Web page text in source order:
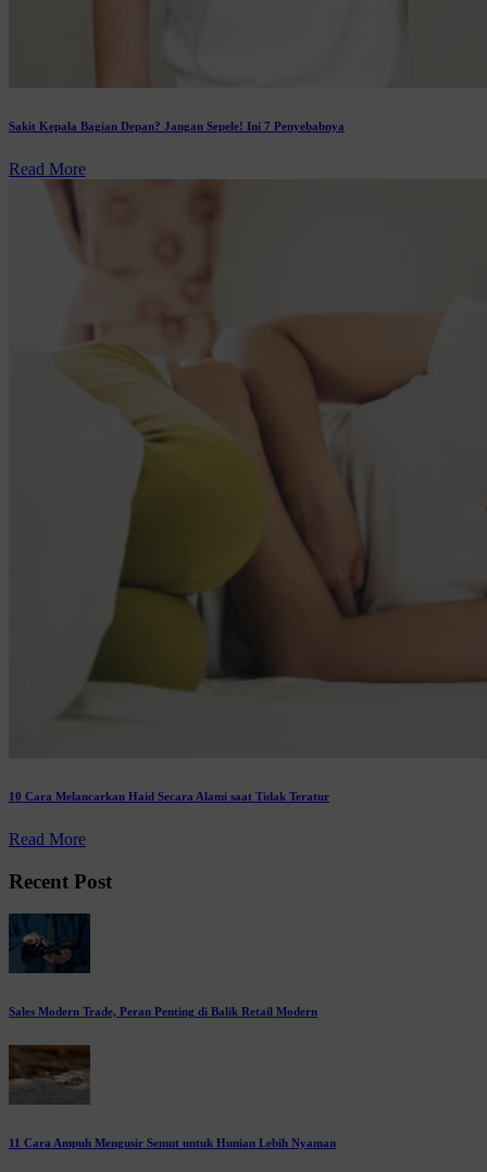
Sakit Kepala Bagian Depan? Jangan Sepele! Ini 7 Penyebabnya
Read More
10 Cara Melancarkan Haid Secara Alami saat Tidak Teratur
Read More
Recent Post
Sales Modern Trade, Peran Penting di Balik Retail Modern
11 Cara Ampuh Mengusir Semut untuk Hunian Lebih Nyaman